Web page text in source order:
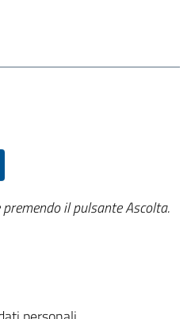
il pulsante Ascolta.